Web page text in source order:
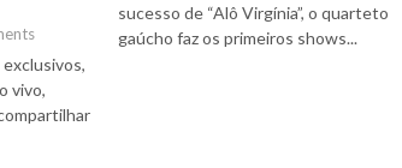
vivo,
sucesso de “Alô Virgínia”, o quarteto
gaúcho faz os primeiros shows...